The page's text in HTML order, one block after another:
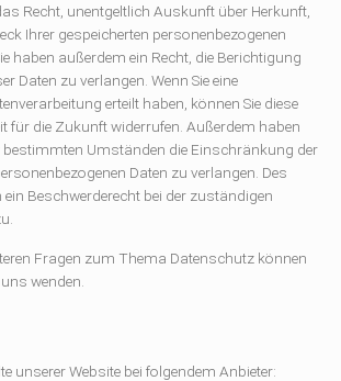
Recht, unentgeltlich Auskunft über Herkunft,
Ihrer gespeicherten personenbezogenen
haben außerdem ein Recht, die Berichtigung
Daten zu verlangen. Wenn Sie eine
erteilt haben, können Sie diese
für die Zukunft widerrufen. Außerdem haben
bestimmten Umständen die Einschränkung der
Daten zu verlangen. Des
ein Beschwerderecht bei der zuständigen
Fragen zum Thema Datenschutz können
wenden.
unserer Website bei folgendem Anbieter: